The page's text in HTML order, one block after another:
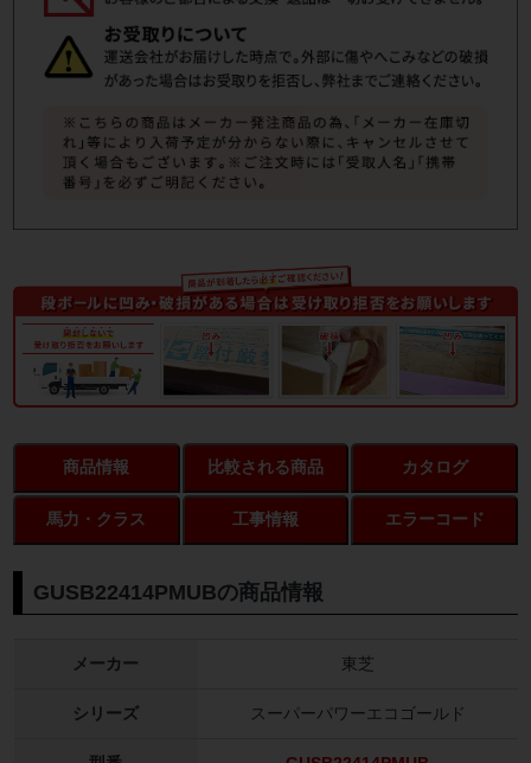
商品情報 比較される商品 カタログ
馬力・クラス 工事情報 エラーコード
GUSB22414PMUBの商品情報
メーカー 東芝
シリーズ スーパーパワーエコゴールド